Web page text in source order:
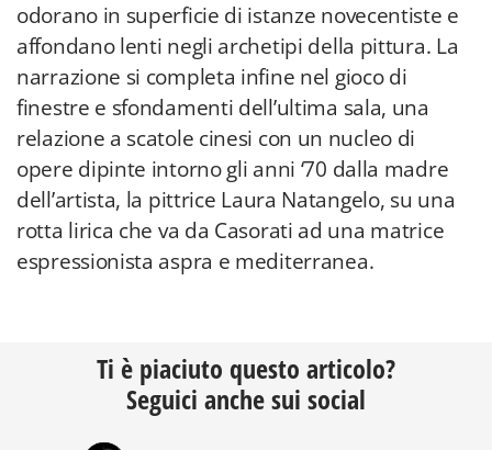
odorano in superficie di istanze novecentiste e
affondano lenti negli archetipi della pittura. La
narrazione si completa infine nel gioco di
finestre e sfondamenti dell’ultima sala, una
relazione a scatole cinesi con un nucleo di
opere dipinte intorno gli anni ‘70 dalla madre
dell’artista, la pittrice Laura Natangelo, su una
rotta lirica che va da Casorati ad una matrice
espressionista aspra e mediterranea.
Ti è piaciuto questo articolo?
Seguici anche sui social